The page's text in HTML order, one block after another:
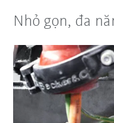
Nhỏ gọn, đa